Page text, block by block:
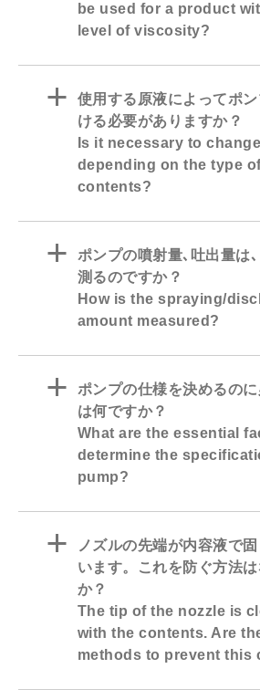
be used for a product
level of viscosity?
a
使用する原液によってポ
ける必要がありますか？
Is it necessary to
depending on the type
contents?
a
ポンプの噴射量､吐出量は
測るのですか？
How is the spraying/
amount measured?
a
ポンプの仕様を決めるのに
は何ですか？
What are the essential
determine the
pump?
a
ノズルの先端が内容液で
います。これを防ぐ方法
か？
The tip of the nozzle is
with the contents. Are
methods to prevent this